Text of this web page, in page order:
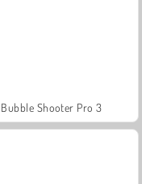
Bubble Shooter Pro 3